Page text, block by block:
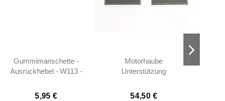
Gummimanschette -
Ausrückhebel - W113 -
5,95 €
Motorhaube
Unterstützung
W113 - 1138800078
54,50 €